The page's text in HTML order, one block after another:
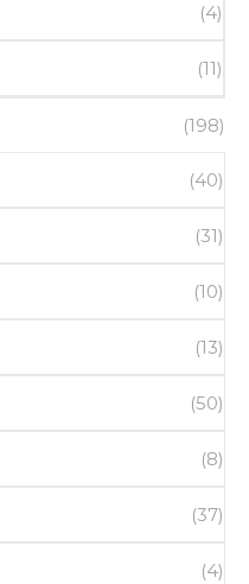
(4)
(11)
(198)
(40)
(31)
(10)
(13)
(50)
(8)
(37)
(4)